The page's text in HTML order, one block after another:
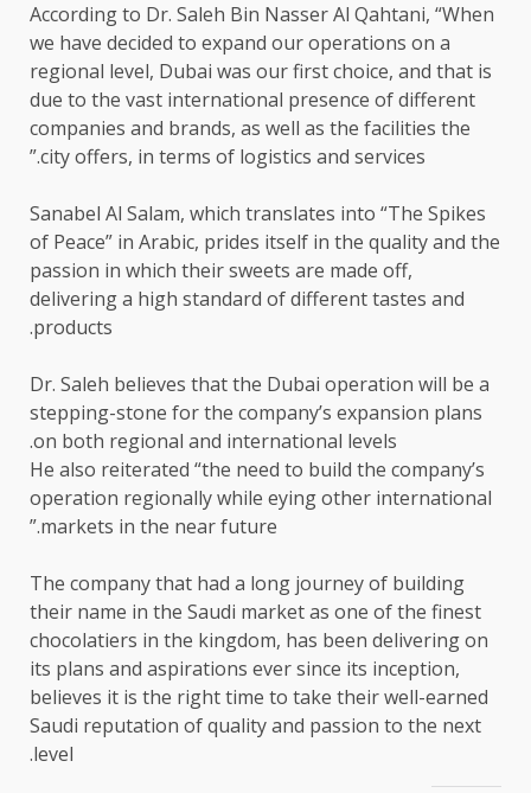
According to Dr. Saleh Bin Nasser Al Qahtani, “When
we have decided to expand our operations on a
regional level, Dubai was our first choice, and that is
due to the vast international presence of different
companies and brands, as well as the facilities the
city offers, in terms of logistics and services.”
Sanabel Al Salam, which translates into “The Spikes
of Peace” in Arabic, prides itself in the quality and the
passion in which their sweets are made off,
delivering a high standard of different tastes and
products.
Dr. Saleh believes that the Dubai operation will be a
stepping-stone for the company’s expansion plans
on both regional and international levels.
He also reiterated “the need to build the company’s
operation regionally while eying other international
markets in the near future.”
The company that had a long journey of building
their name in the Saudi market as one of the finest
chocolatiers in the kingdom, has been delivering on
its plans and aspirations ever since its inception,
believes it is the right time to take their well-earned
Saudi reputation of quality and passion to the next
level.